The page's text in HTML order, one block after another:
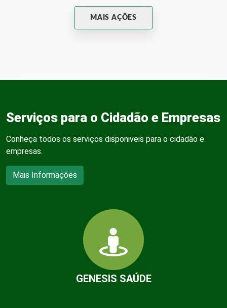
MAIS AÇÕES
Serviços para o Cidadão e Empresas
Conheça todos os serviços disponiveis para o cidadão e
empresas.
Mais Informações
GENESIS SAÚDE